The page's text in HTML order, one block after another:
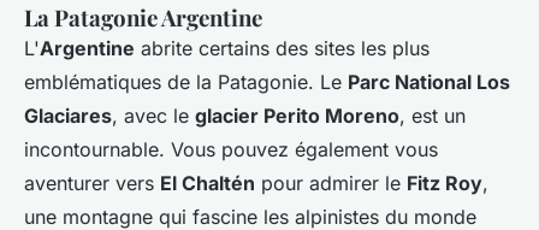
La Patagonie Argentine
L'Argentine abrite certains des sites les plus
emblématiques de la Patagonie. Le Parc National Los
Glaciares, avec le glacier Perito Moreno, est un
incontournable. Vous pouvez également vous
aventurer vers El Chaltén pour admirer le Fitz Roy,
une montagne qui fascine les alpinistes du monde